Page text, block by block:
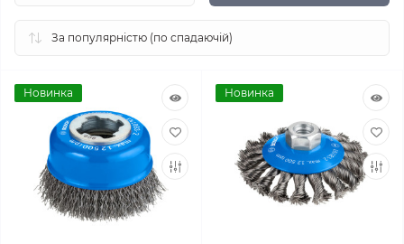
Новинка Новинка